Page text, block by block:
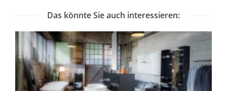
Das könnte Sie auch interessieren: